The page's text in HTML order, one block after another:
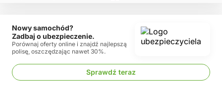
Nowy samochód?
Zadbaj o ubezpieczenie.
Porównaj oferty online i znajdź najlepszą
polisę, oszczędzając nawet 30%.
Sprawdź teraz